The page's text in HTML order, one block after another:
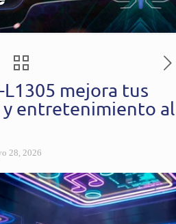
L1305 mejora tus
y entretenimiento al
28, 2026